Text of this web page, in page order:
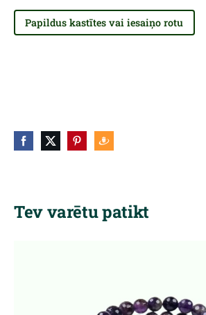
Papildus kastītes vai iesaiņo rotu
Tev varētu patikt